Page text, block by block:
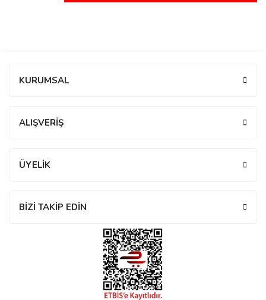
KURUMSAL
ALIŞVERİŞ
ÜYELİK
BİZİ TAKİP EDİN